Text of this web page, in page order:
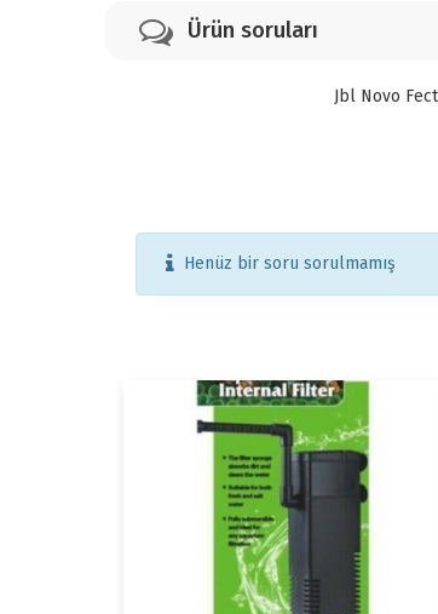
Ürün soruları
Jbl Novo
Henüz bir soru sorulmamış